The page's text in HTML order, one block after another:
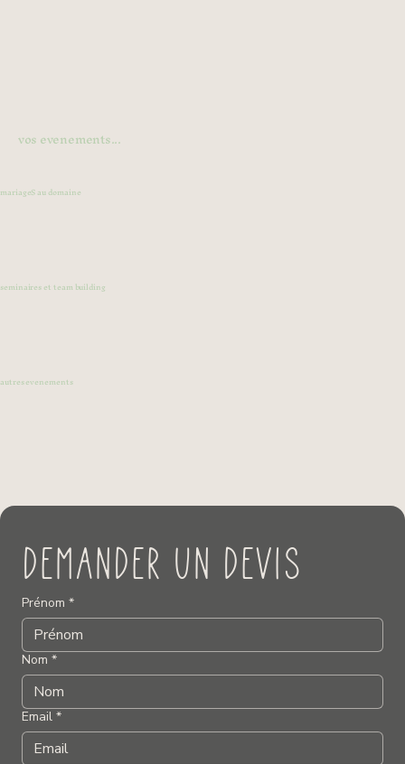
vos evenements...
mariageS au domaine
seminaires et team building
autres evenements
Demander un devis
Prénom *
Nom *
Email *